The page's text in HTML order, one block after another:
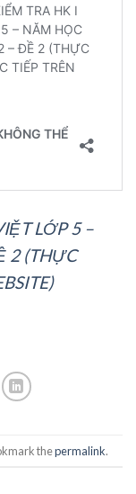
LỚP 5 –
2 (THỰC
thepermalink.